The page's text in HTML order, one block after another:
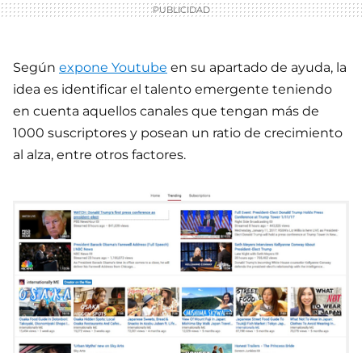
Según expone Youtube en su apartado de ayuda, la
idea es identificar el talento emergente teniendo
en cuenta aquellos canales que tengan más de
1000 suscriptores y posean un ratio de crecimiento
al alza, entre otros factores.